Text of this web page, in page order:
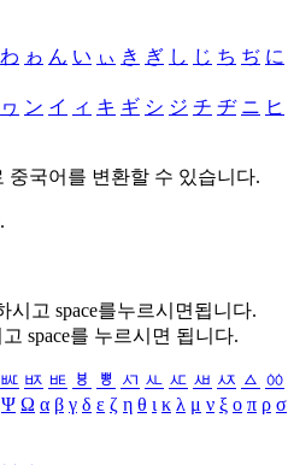
わ ゎ ん い ぃ き ぎ し じ ち ぢ に
ヮ ン イ ィ キ ギ シ ジ チ ヂ ニ ヒ
중국어를 변환할 수 있습니다.
시고 space를누르시면됩니다.
space를 누르시면 됩니다.
ㅵ ㅶ ㅷ ㅸ ㅹ ㅺ ㅻ ㅼ ㅽ ㅾ ㅿ ㆀ
Ψ Ω α β γ δ ε ζ η θ ι κ λ μ ν ξ ο π ρ σ